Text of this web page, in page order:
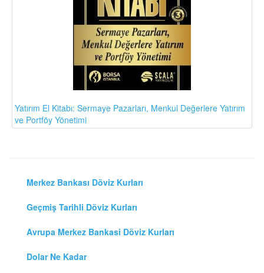
Yatırım El Kitabı: Sermaye Pazarları, Menkul Değerlere Yatırım
ve Portföy Yönetimi
Merkez Bankası Döviz Kurları
Geçmiş Tarihli Döviz Kurları
Avrupa Merkez Bankasi Döviz Kurları
Dolar Ne Kadar